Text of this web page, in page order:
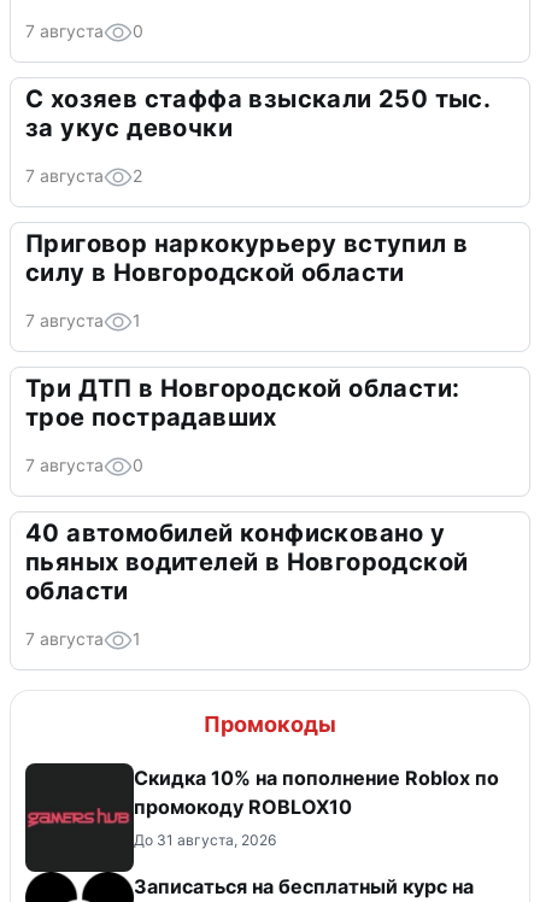
7 августа 0
С хозяев стаффа взыскали 250 тыс.
за укус девочки
7 августа 2
Приговор наркокурьеру вступил в
силу в Новгородской области
7 августа 1
Три ДТП в Новгородской области:
трое пострадавших
7 августа 0
40 автомобилей конфисковано у
пьяных водителей в Новгородской
области
7 августа 1
Промокоды
Скидка 10% на пополнение Roblox по
промокоду ROBLOX10
До 31 августа, 2026
Записаться на бесплатный курс на